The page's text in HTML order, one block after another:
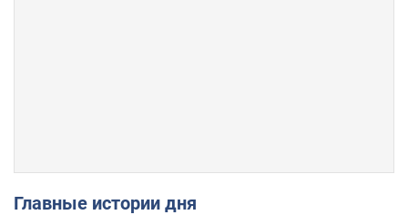
Главные истории дня